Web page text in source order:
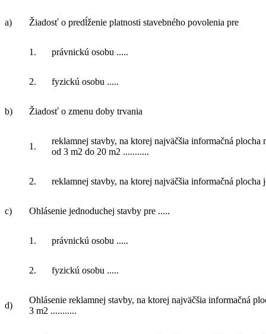
a) Žiadosť o predĺženie platnosti stavebného povolenia pre
1. právnickú osobu .....
2. fyzickú osobu .....
b) Žiadosť o zmenu doby trvania
1.
reklamnej stavby, na ktorej najväčšia informačná
od 3 m2 do 20 m2 ...........
2. reklamnej stavby, na ktorej najväčšia informačná plocha
c) Ohlásenie jednoduchej stavby pre .....
1. právnickú osobu .....
2. fyzickú osobu .....
d)
Ohlásenie reklamnej stavby, na ktorej najväčšia informačná
3 m2 ...........